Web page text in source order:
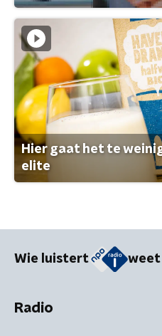
Hier gaat het te
elite
Wie luistert weet
Radio